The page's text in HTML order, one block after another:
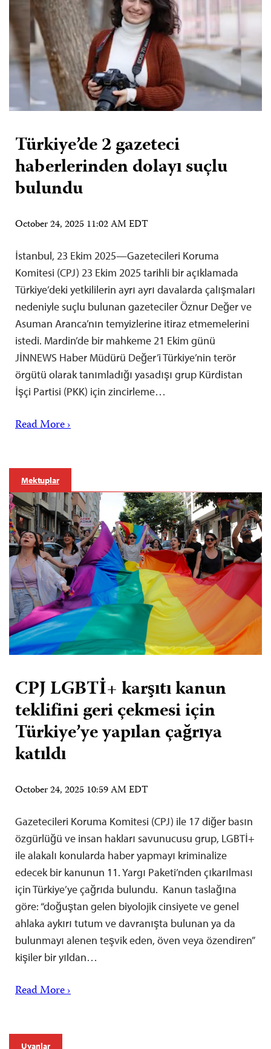
Türkiye’de 2 gazeteci
haberlerinden dolayı suçlu
bulundu
October 24, 2025 11:02 AM EDT
İstanbul, 23 Ekim 2025—Gazetecileri Koruma
Komitesi (CPJ) 23 Ekim 2025 tarihli bir açıklamada
Türkiye’deki yetkililerin ayrı ayrı davalarda çalışmaları
nedeniyle suçlu bulunan gazeteciler Öznur Değer ve
Asuman Aranca’nın temyizlerine itiraz etmemelerini
istedi. Mardin’de bir mahkeme 21 Ekim günü
JİNNEWS Haber Müdürü Değer’i Türkiye’nin terör
örgütü olarak tanımladığı yasadışı grup Kürdistan
İşçi Partisi (PKK) için zincirleme…
Read More ›
Mektuplar
CPJ LGBTİ+ karşıtı kanun
teklifini geri çekmesi için
Türkiye’ye yapılan çağrıya
katıldı
October 24, 2025 10:59 AM EDT
Gazetecileri Koruma Komitesi (CPJ) ile 17 diğer basın
özgürlüğü ve insan hakları savunucusu grup, LGBTİ+
ile alakalı konularda haber yapmayı kriminalize
edecek bir kanunun 11. Yargı Paketi’nden çıkarılması
için Türkiye’ye çağrıda bulundu. Kanun taslağına
göre: “doğuştan gelen biyolojik cinsiyete ve genel
ahlaka aykırı tutum ve davranışta bulunan ya da
bulunmayı alenen teşvik eden, öven veya özendiren”
kişiler bir yıldan…
Read More ›
Uyarılar